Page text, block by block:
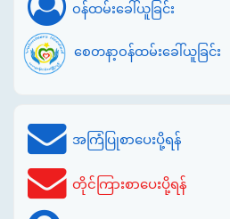
ဝန်ထမ်းခေါ်ယူခြင်း
စေတနာ့ဝန်ထမ်းခေါ်ယူခြင်း
အကြံပြုစာပေးပို့ရန်
တိုင်ကြားစာပေးပို့ရန်